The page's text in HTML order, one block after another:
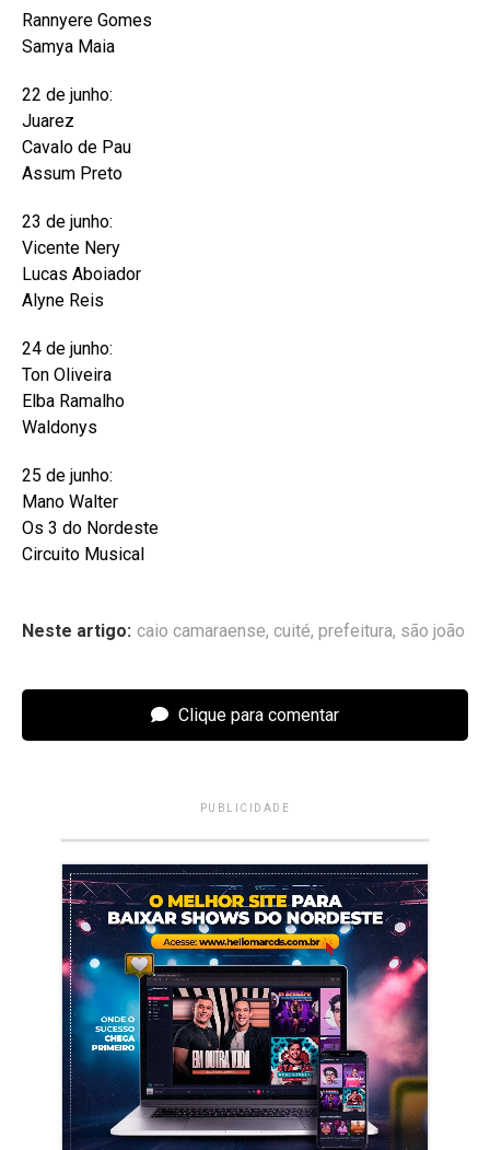
Rannyere Gomes
Samya Maia
22 de junho:
Juarez
Cavalo de Pau
Assum Preto
23 de junho:
Vicente Nery
Lucas Aboiador
Alyne Reis
24 de junho:
Ton Oliveira
Elba Ramalho
Waldonys
25 de junho:
Mano Walter
Os 3 do Nordeste
Circuito Musical
Neste artigo: caio camaraense, cuité, prefeitura, são joão
Clique para comentar
PUBLICIDADE